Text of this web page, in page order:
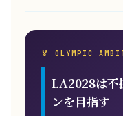
🏅 OLYMPIC
LA2028は
ンを目指す